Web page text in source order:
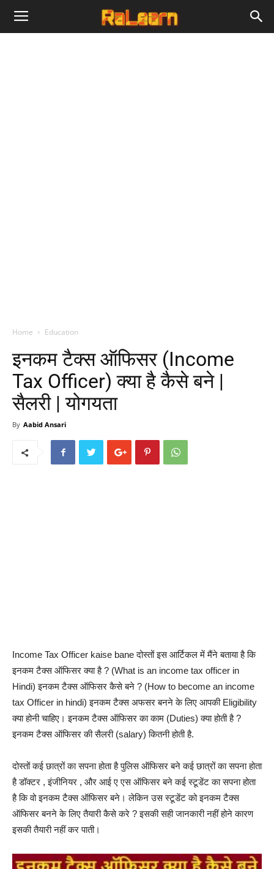
Home Education
इनकम टैक्स ऑफिसर (Income
Tax Officer) क्या है कैसे बने |
सैलरी | योगयता
By Aabid Ansari
Income Tax Officer kaise bane दोस्तों इस आर्टिकल में मैंने बताया है कि
इनकम टैक्स ऑफिसर क्या है ? (What is an income tax officer in
Hindi) इनकम टैक्स ऑफिसर कैसे बने ? (How to become an income
tax Officer in hindi) इनकम टैक्स अफसर बनने के लिए आपकी Eligibility
क्या होनी चाहिए। इनकम टैक्स ऑफिसर का काम (Duties) क्या होती है ?
इनकम टैक्स ऑफिसर की सैलरी (salary) कितनी होती है.
दोस्तों कई छात्रों का सपना होता है पुलिस ऑफिसर बने कई छात्रों का सपना होता
है डॉक्टर , इंजीनियर , और आई ए एस ऑफिसर बने कई स्टूडेंट का सपना होता
है कि वो इनकम टैक्स ऑफिसर बने। लेकिन उस स्टूडेंट को इनकम टैक्स
ऑफिसर बनने के लिए तैयारी कैसे करे ? इसकी सही जानकारी नहीं होने कारण
इसकी तैयारी नहीं कर पाती।